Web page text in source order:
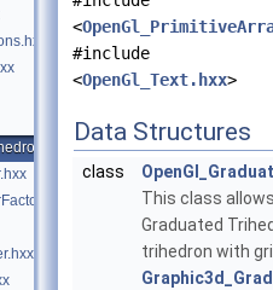
<
#include
<OpenGl_Text.hxx>
Data Structures
class
This class
Graduated
trihedron with